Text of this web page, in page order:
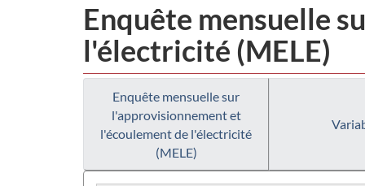
Enquête mensuelle
l'électricité (MELE)
Enquête mensuelle sur
l'approvisionnement et
l'écoulement de l'électricité
(MELE)